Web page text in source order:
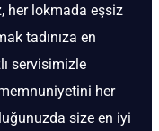
her lokmada eşsiz
tadınıza en
servisimizle
her
size en iyi